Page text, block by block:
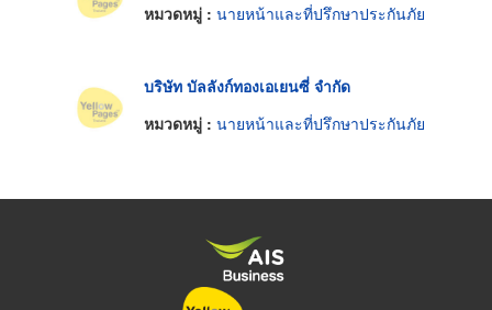
หมวดหมู่ : นายหน้าและที่ปรึกษาประกันภัย
บริษัท บัลลังก์ทองเอเยนซี่ จำกัด
หมวดหมู่ : นายหน้าและที่ปรึกษาประกันภัย